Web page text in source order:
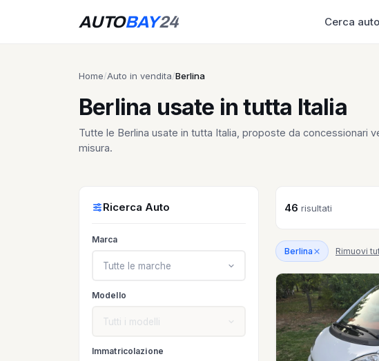
AUTOBAY24 Cerca auto
Home/Auto in vendita/Berlina
Berlina usate in tutta Italia
Tutte le Berlina usate in tutta Italia, proposte da concessionari
misura.
Ricerca Auto
Marca
Tutte le marche
Modello
Tutti i modelli
Immatricolazione
46 risultati
Berlina Rimuovi